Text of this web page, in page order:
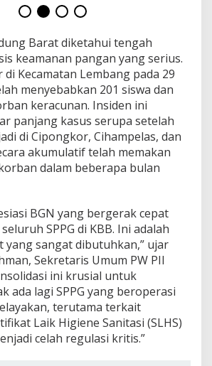
Barat diketahui tengah
keamanan pangan yang serius.
Kecamatan Lembang pada 29
menyebabkan 201 siswa dan
keracunan. Insiden ini
panjang kasus serupa setelah
di Cipongkor, Cihampelas, dan
akumulatif telah memakan
dalam beberapa bulan
BGN yang bergerak cepat
SPPG di KBB. Ini adalah
yang sangat dibutuhkan,” ujar
Sekretaris Umum PW PII
ini krusial untuk
ada lagi SPPG yang beroperasi
terutama terkait
Laik Higiene Sanitasi (SLHS)
celah regulasi kritis.”